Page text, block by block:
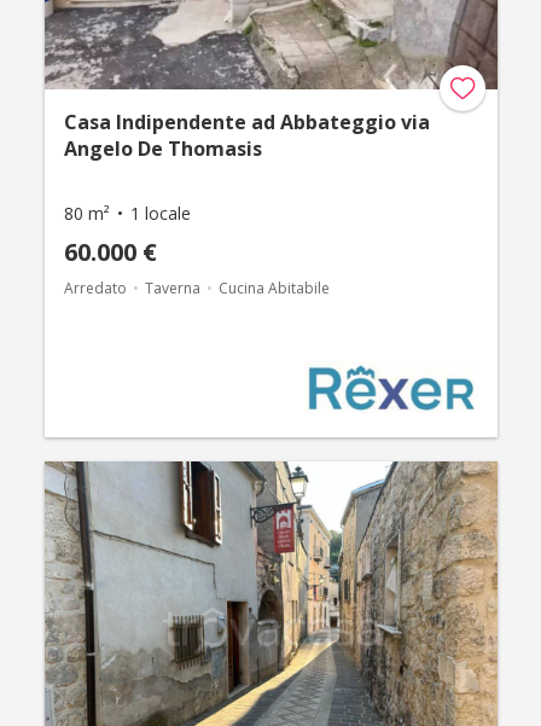
Casa Indipendente ad Abbateggio via
Angelo De Thomasis
80 m² 1 locale
60.000 €
Arredato Taverna Cucina Abitabile